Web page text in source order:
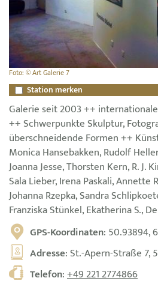
Foto: © Art Galerie 7
Station merken
Galerie seit 2003 ++
++ Schwerpunkte Skulptur,
überschneidende Formen ++
Monica Hansebakken, Rudolf
Joanna Jesse, Thorsten Kern, R. J.
Sala Lieber, Irena Paskali, Annette
Johanna Rzepka, Sandra
Franziska Stünkel, Ekatherina S.,
GPS-Koordinaten: 50.93894,
Adresse: St.-Apern-Straße 7,
Telefon:+49 221 2774866